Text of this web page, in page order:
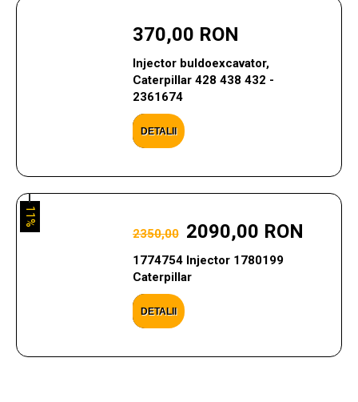
370,00 RON
Injector buldoexcavator,
Caterpillar 428 438 432 -
2361674
DETALII
2350,00 2090,00 RON
1774754 Injector 1780199
Caterpillar
DETALII
11%